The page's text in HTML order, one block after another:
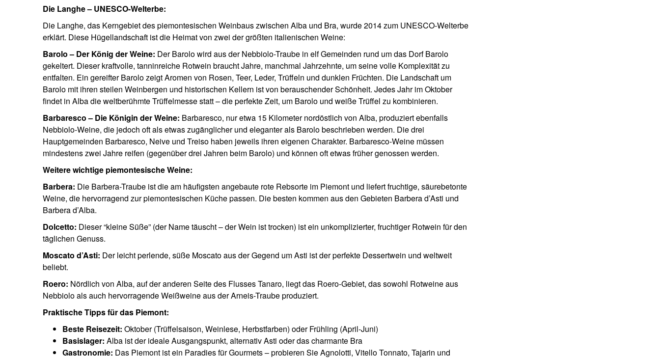
Die Langhe – UNESCO-Welterbe:
Die Langhe, das Kerngebiet des piemontesischen Weinbaus zwischen Alba und Bra, wurde 2014 zum UNESCO-Welterbe
erklärt. Diese Hügellandschaft ist die Heimat von zwei der größten italienischen Weine:
Barolo – Der König der Weine: Der Barolo wird aus der Nebbiolo-Traube in elf Gemeinden rund um das Dorf Barolo
gekeltert. Dieser kraftvolle, tanninreiche Rotwein braucht Jahre, manchmal Jahrzehnte, um seine volle Komplexität zu
entfalten. Ein gereifter Barolo zeigt Aromen von Rosen, Teer, Leder, Trüffeln und dunklen Früchten. Die Landschaft um
Barolo mit ihren steilen Weinbergen und historischen Kellern ist von berauschender Schönheit. Jedes Jahr im Oktober
findet in Alba die weltberühmte Trüffelmesse statt – die perfekte Zeit, um Barolo und weiße Trüffel zu kombinieren.
Barbaresco – Die Königin der Weine: Barbaresco, nur etwa 15 Kilometer nordöstlich von Alba, produziert ebenfalls
Nebbiolo-Weine, die jedoch oft als etwas zugänglicher und eleganter als Barolo beschrieben werden. Die drei
Hauptgemeinden Barbaresco, Neive und Treiso haben jeweils ihren eigenen Charakter. Barbaresco-Weine müssen
mindestens zwei Jahre reifen (gegenüber drei Jahren beim Barolo) und können oft etwas früher genossen werden.
Weitere wichtige piemontesische Weine:
Barbera: Die Barbera-Traube ist die am häufigsten angebaute rote Rebsorte im Piemont und liefert fruchtige, säurebetonte
Weine, die hervorragend zur piemontesischen Küche passen. Die besten kommen aus den Gebieten Barbera d’Asti und
Barbera d’Alba.
Dolcetto: Dieser “kleine Süße” (der Name täuscht – der Wein ist trocken) ist ein unkomplizierter, fruchtiger Rotwein für den
täglichen Genuss.
Moscato d’Asti: Der leicht perlende, süße Moscato aus der Gegend um Asti ist der perfekte Dessertwein und weltweit
beliebt.
Roero: Nördlich von Alba, auf der anderen Seite des Flusses Tanaro, liegt das Roero-Gebiet, das sowohl Rotweine aus
Nebbiolo als auch hervorragende Weißweine aus der Arneis-Traube produziert.
Praktische Tipps für das Piemont:
Beste Reisezeit: Oktober (Trüffelsaison, Weinlese, Herbstfarben) oder Frühling (April-Juni)
Basislager: Alba ist der ideale Ausgangspunkt, alternativ Asti oder das charmante Bra
Gastronomie: Das Piemont ist ein Paradies für Gourmets – probieren Sie Agnolotti, Vitello Tonnato, Tajarin und